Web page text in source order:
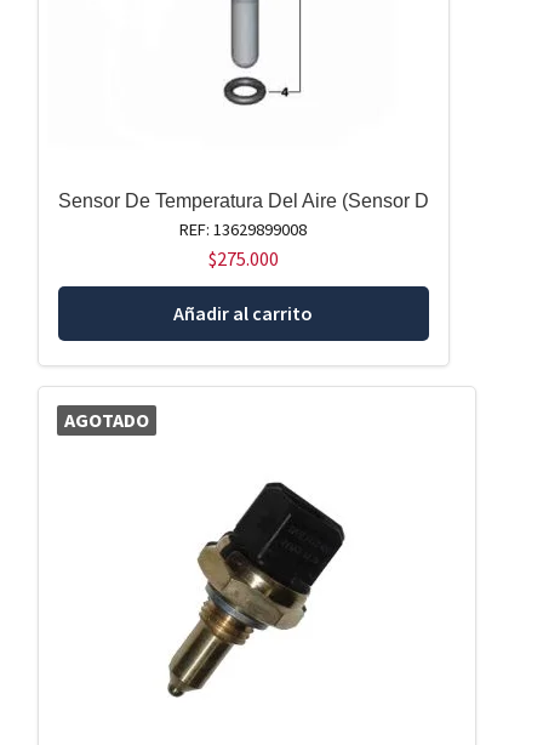
Sensor De Temperatura Del Aire (Sensor D
REF: 13629899008
$275.000
Añadir al carrito
AGOTADO